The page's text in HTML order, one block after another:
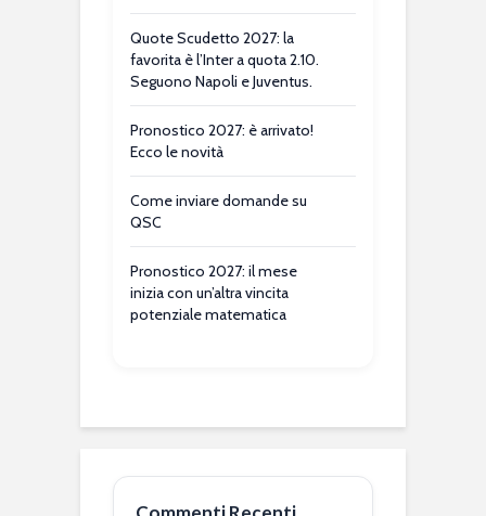
Quote Scudetto 2027: la
favorita è l’Inter a quota 2.10.
Seguono Napoli e Juventus.
Pronostico 2027: è arrivato!
Ecco le novità
Come inviare domande su
QSC
Pronostico 2027: il mese
inizia con un’altra vincita
potenziale matematica